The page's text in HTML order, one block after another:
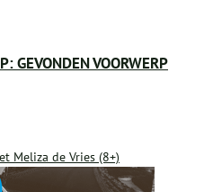
GEVONDEN VOORWERP
Meliza de Vries (8+)